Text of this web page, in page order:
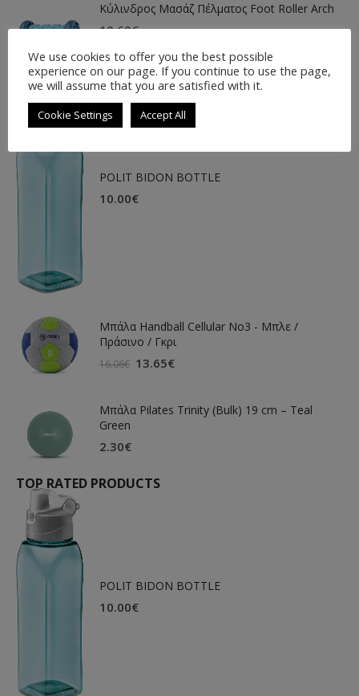
Κύλινδρος Μασάζ Πέλματος Foot Roller Arch
10.60€
LATEST PRODUCTS
POLIT BIDON BOTTLE
10.00€
Μπάλα Handball Cellular Νο3 - Μπλε /
Πράσινο / Γκρι
16.06€ 13.65€
Μπάλα Pilates Trinity (Bulk) 19 cm – Teal
Green
2.30€
TOP RATED PRODUCTS
POLIT BIDON BOTTLE
10.00€
We use cookies to offer you the best possible
experience on our page. If you continue to use the page,
we will assume that you are satisfied with it.
Cookie Settings Accept All